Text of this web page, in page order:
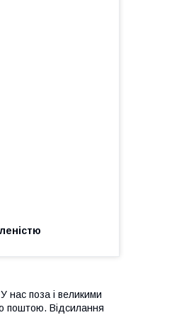
нас поза і великими
поштою. Відсилання